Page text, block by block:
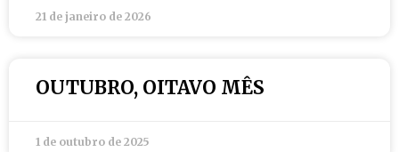
21 de janeiro de 2026
OUTUBRO, OITAVO MÊS
1 de outubro de 2025